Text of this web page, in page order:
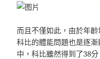
而且不僅如此，由於年
科比的體能問題也是逐
中，科比雖然得到了38